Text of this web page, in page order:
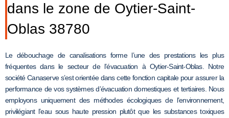
dans le zone de Oytier-Saint-
Oblas 38780
Le débouchage de canalisations forme l’une des prestations les plus
fréquentes dans le secteur de l’évacuation à Oytier-Saint-Oblas. Notre
société Canaserve s’est orientée dans cette fonction capitale pour assurer la
performance de vos systèmes d’évacuation domestiques et tertiaires. Nous
employons uniquement des méthodes écologiques de l’environnement,
privilégiant l’eau sous haute pression plutôt que les substances toxiques